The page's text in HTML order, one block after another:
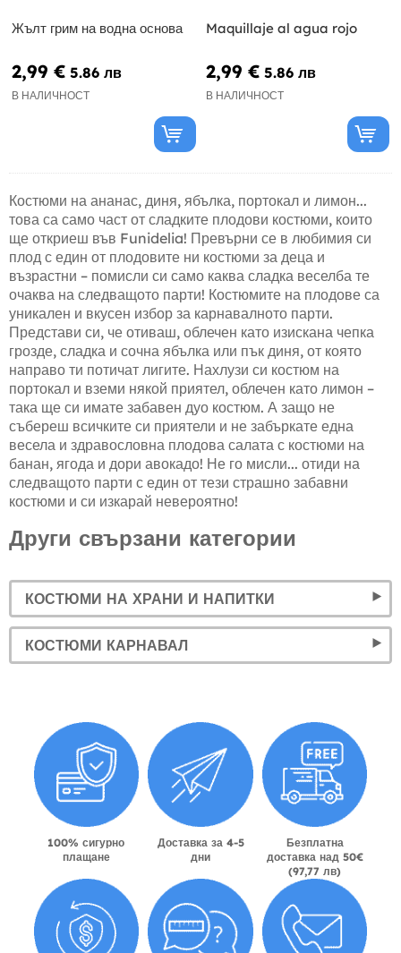
Жълт грим на водна основа
2,99 € 5.86 лв
В НАЛИЧНОСТ
Maquillaje al agua rojo
2,99 € 5.86 лв
В НАЛИЧНОСТ
Костюми на ананас, диня, ябълка, портокал и лимон...
това са само част от сладките плодови костюми, които
ще откриеш във Funidelia! Превърни се в любимия си
плод с един от плодовите ни костюми за деца и
възрастни – помисли си само каква сладка веселба те
очаква на следващото парти! Костюмите на плодове са
уникален и вкусен избор за карнавалното парти.
Представи си, че отиваш, облечен като изискана чепка
грозде, сладка и сочна ябълка или пък диня, от която
направо ти потичат лигите. Нахлузи си костюм на
портокал и вземи някой приятел, облечен като лимон –
така ще си имате забавен дуо костюм. А защо не
събереш всичките си приятели и не забъркате една
весела и здравословна плодова салата с костюми на
банан, ягода и дори авокадо! Не го мисли... отиди на
следващото парти с един от тези страшно забавни
костюми и си изкарай невероятно!
Други свързани категории
КОСТЮМИ НА ХРАНИ И НАПИТКИ
КОСТЮМИ КАРНАВАЛ
100% сигурно
плащане
Доставка за 4-5
дни
Безплатна
доставка над 50€
(97,77 лв)